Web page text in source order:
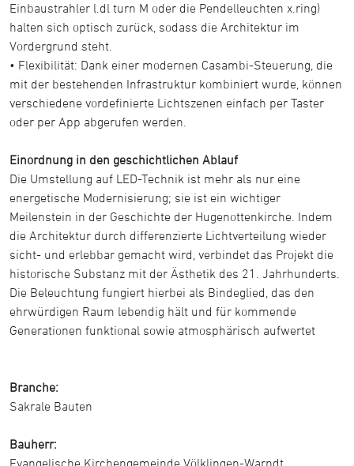
Einbaustrahler l.dl turn M oder die Pendelleuchten x.ring)
halten sich optisch zurück, sodass die Architektur im
Vordergrund steht.
• Flexibilität: Dank einer modernen Casambi-Steuerung, die
mit der bestehenden Infrastruktur kombiniert wurde, können
verschiedene vordefinierte Lichtszenen einfach per Taster
oder per App abgerufen werden.
Einordnung in den geschichtlichen Ablauf
Die Umstellung auf LED-Technik ist mehr als nur eine
energetische Modernisierung; sie ist ein wichtiger
Meilenstein in der Geschichte der Hugenottenkirche. Indem
die Architektur durch differenzierte Lichtverteilung wieder
sicht- und erlebbar gemacht wird, verbindet das Projekt die
historische Substanz mit der Ästhetik des 21. Jahrhunderts.
Die Beleuchtung fungiert hierbei als Bindeglied, das den
ehrwürdigen Raum lebendig hält und für kommende
Generationen funktional sowie atmosphärisch aufwertet
Branche:
Sakrale Bauten
Bauherr:
Evangelische Kirchengemeinde Völklingen-Warndt